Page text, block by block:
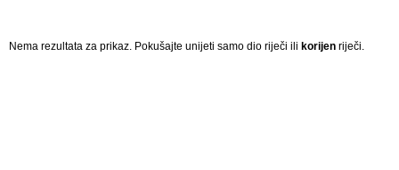
Nema rezultata za prikaz. Pokušajte unijeti samo dio riječi ili korijen riječi.